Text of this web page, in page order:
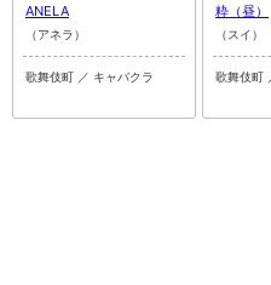
ANELA
（アネラ）
歌舞伎町 ／ キャバクラ
粋（昼）
（スイ）
歌舞伎町